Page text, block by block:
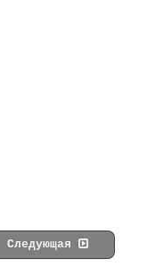
Следующая